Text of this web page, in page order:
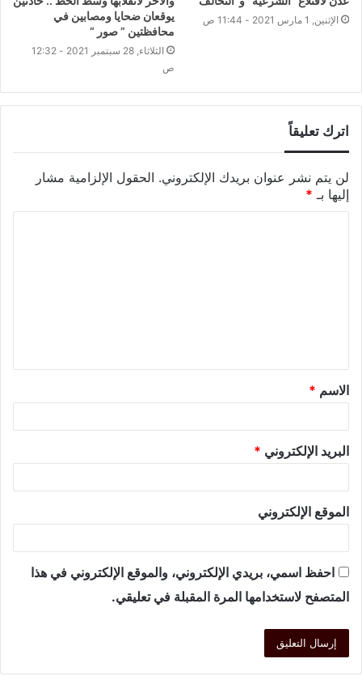
الإثنين, 1 مارس 2021 - 11:44 ص
يوقعان ضحايا ومصابين في
محافظتين ” صور “
الثلاثاء, 28 سبتمبر 2021 - 12:32
ص
اترك تعليقاً
لن يتم نشر عنوان بريدك الإلكتروني. الحقول الإلزامية مشار
إليها بـ *
الاسم *
البريد الإلكتروني *
الموقع الإلكتروني
احفظ اسمي، بريدي الإلكتروني، والموقع الإلكتروني في هذا
المتصفح لاستخدامها المرة المقبلة في تعليقي.